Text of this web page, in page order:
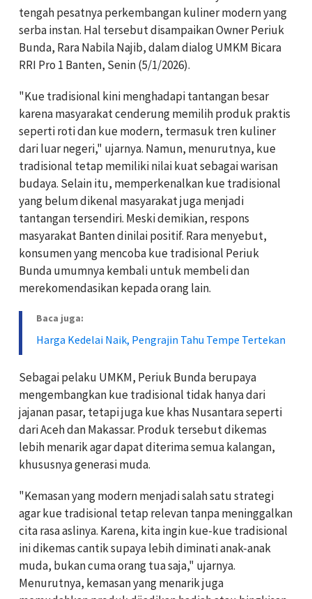
tengah pesatnya perkembangan kuliner modern yang
serba instan. Hal tersebut disampaikan Owner Periuk
Bunda, Rara Nabila Najib, dalam dialog UMKM Bicara
RRI Pro 1 Banten, Senin (5/1/2026).
"Kue tradisional kini menghadapi tantangan besar
karena masyarakat cenderung memilih produk praktis
seperti roti dan kue modern, termasuk tren kuliner
dari luar negeri," ujarnya. Namun, menurutnya, kue
tradisional tetap memiliki nilai kuat sebagai warisan
budaya. Selain itu, memperkenalkan kue tradisional
yang belum dikenal masyarakat juga menjadi
tantangan tersendiri. Meski demikian, respons
masyarakat Banten dinilai positif. Rara menyebut,
konsumen yang mencoba kue tradisional Periuk
Bunda umumnya kembali untuk membeli dan
merekomendasikan kepada orang lain.
Baca juga:
Harga Kedelai Naik, Pengrajin Tahu Tempe Tertekan
Sebagai pelaku UMKM, Periuk Bunda berupaya
mengembangkan kue tradisional tidak hanya dari
jajanan pasar, tetapi juga kue khas Nusantara seperti
dari Aceh dan Makassar. Produk tersebut dikemas
lebih menarik agar dapat diterima semua kalangan,
khususnya generasi muda.
"Kemasan yang modern menjadi salah satu strategi
agar kue tradisional tetap relevan tanpa meninggalkan
cita rasa aslinya. Karena, kita ingin kue-kue tradisional
ini dikemas cantik supaya lebih diminati anak-anak
muda, bukan cuma orang tua saja," ujarnya.
Menurutnya, kemasan yang menarik juga